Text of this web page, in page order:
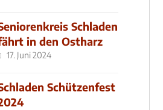
Schladen
in den Ostharz
17. Juni 2024
Schützenfest